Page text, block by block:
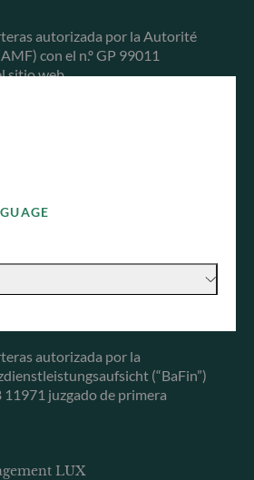
autorizada por la Autorité
con el n.º GP 99011
sitio web
GmbH
autorizada por la
(“BaFin”)
juzgado de primera
LUX